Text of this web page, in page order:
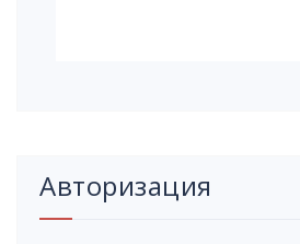
Авторизация